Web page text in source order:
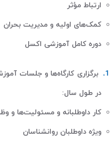
ارتباط مؤثر
کمک‌های اولیه و مدیریت بحران
دوره کامل آموزشی اکسل
برگزاری کارگاه‌ها و جلسات
در طول سال:
کار داوطلبانه و مسئولیت‌ها و
ویژه داوطلبان روانشناسان